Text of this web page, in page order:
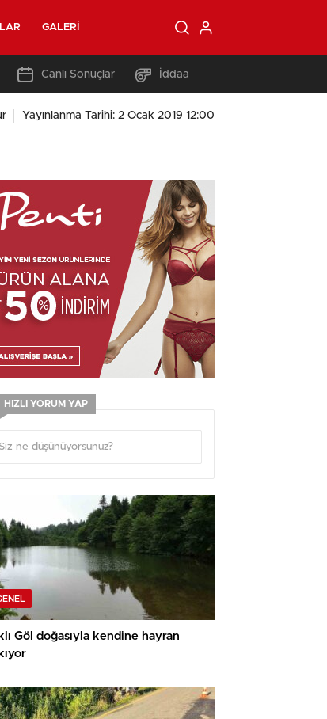
GALERI
Canlı Sonuçlar İddaa
Yayınlanma Tarihi: 2 Ocak 2019 12:00
HIZLI YORUM YAP
Göl doğasıyla kendine hayran